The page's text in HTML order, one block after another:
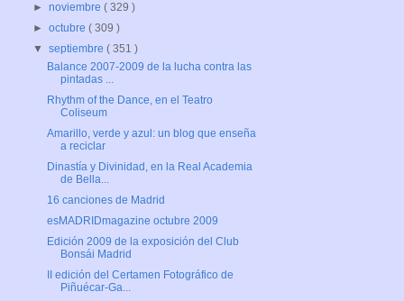
►noviembre( 329 )
►octubre( 309 )
▼septiembre( 351 )
Balance 2007-2009 de la lucha contra las
pintadas ...
Rhythm of the Dance, en el Teatro
Coliseum
Amarillo, verde y azul: un blog que enseña
a reciclar
Dinastía y Divinidad, en la Real Academia
de Bella...
16 canciones de Madrid
esMADRIDmagazine octubre 2009
Edición 2009 de la exposición del Club
Bonsái Madrid
II edición del Certamen Fotográfico de
Piñuécar-Ga...